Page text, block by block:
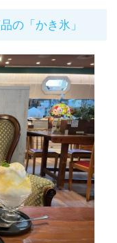
の「かき氷」